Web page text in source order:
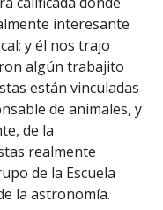
interesante
y él nos trajo
algún trabajito
están vinculadas
de animales, y
de la
realmente
de la Escuela
la astronomía.